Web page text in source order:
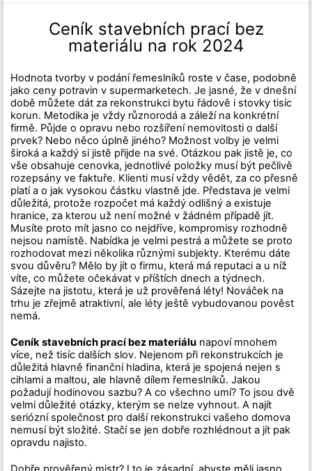
Ceník stavebních prací bez
materiálu na rok 2024
Hodnota tvorby v podání řemeslníků roste v čase, podobně
jako ceny potravin v supermarketech. Je jasné, že v dnešní
době můžete dát za rekonstrukci bytu řádově i stovky tisíc
korun. Metodika je vždy různorodá a záleží na konkrétní
firmě. Půjde o opravu nebo rozšíření nemovitosti o další
prvek? Nebo něco úplně jiného? Možnost volby je velmi
široká a každý si jistě přijde na své. Otázkou pak jistě je, co
vše obsahuje cenovka, jednotlivé položky musí být pečlivě
rozepsány ve faktuře. Klienti musí vždy vědět, za co přesně
platí a o jak vysokou částku vlastně jde. Představa je velmi
důležitá, protože rozpočet má každý odlišný a existuje
hranice, za kterou už není možné v žádném případě jít.
Musíte proto mít jasno co nejdříve, kompromisy rozhodně
nejsou namístě. Nabídka je velmi pestrá a můžete se proto
rozhodovat mezi několika různými subjekty. Kterému dáte
svou důvěru? Mělo by jít o firmu, která má reputaci a u níž
víte, co můžete očekávat v příštích dnech a týdnech.
Sázejte na jistotu, která je už prověřená léty! Nováček na
trhu je zřejmě atraktivní, ale léty ještě vybudovanou pověst
nemá.
Ceník stavebních prací bez materiálu napoví mnohem
více, než tisíc dalších slov. Nejenom při rekonstrukcích je
důležitá hlavně finanční hladina, která je spojená nejen s
cihlami a maltou, ale hlavně dílem řemeslníků. Jakou
požadují hodinovou sazbu? A co všechno umí? To jsou dvě
velmi důležité otázky, kterým se nelze vyhnout. A najít
seriózní společnost pro další rekonstrukci vašeho domova
nemusí být složité. Stačí se jen dobře rozhlédnout a jít pak
opravdu najisto.